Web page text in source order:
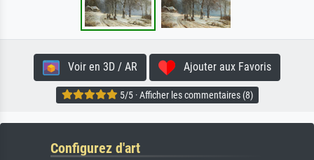
Voir en 3D / AR Ajouter aux Favoris
5/5 · Afficher les commentaires (8)
Configurez d'art